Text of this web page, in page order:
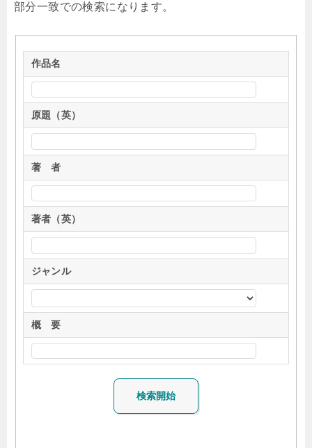
部分一致での検索になります。
作品名
原題（英）
著 者
著者（英）
ジャンル
概 要